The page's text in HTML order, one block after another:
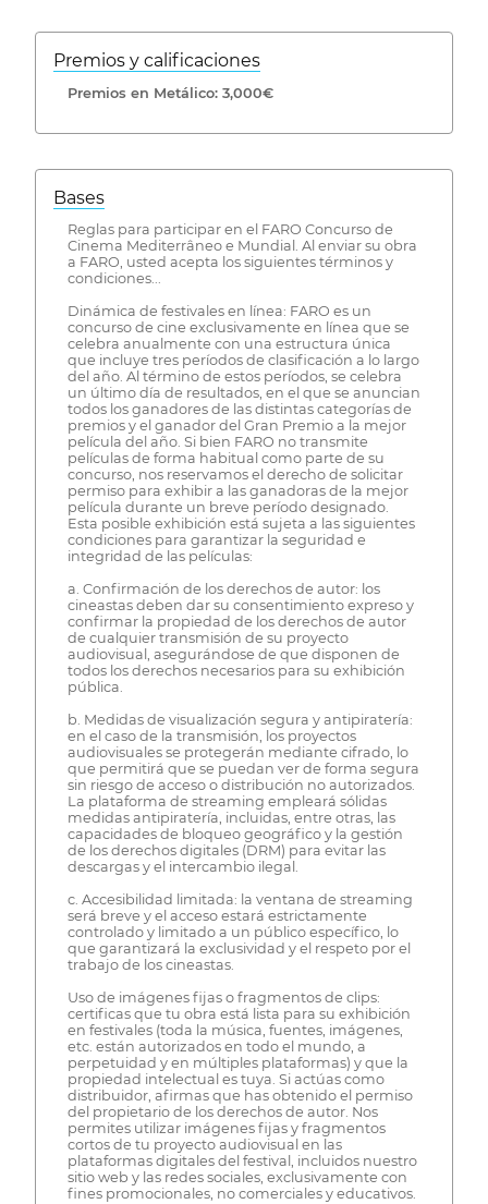
Premios y calificaciones
Premios en Metálico: 3,000€
Bases
Reglas para participar en el FARO Concurso de
Cinema Mediterrâneo e Mundial. Al enviar su obra
a FARO, usted acepta los siguientes términos y
condiciones...
Dinámica de festivales en línea: FARO es un
concurso de cine exclusivamente en línea que se
celebra anualmente con una estructura única
que incluye tres períodos de clasificación a lo largo
del año. Al término de estos períodos, se celebra
un último día de resultados, en el que se anuncian
todos los ganadores de las distintas categorías de
premios y el ganador del Gran Premio a la mejor
película del año. Si bien FARO no transmite
películas de forma habitual como parte de su
concurso, nos reservamos el derecho de solicitar
permiso para exhibir a las ganadoras de la mejor
película durante un breve período designado.
Esta posible exhibición está sujeta a las siguientes
condiciones para garantizar la seguridad e
integridad de las películas:
a. Confirmación de los derechos de autor: los
cineastas deben dar su consentimiento expreso y
confirmar la propiedad de los derechos de autor
de cualquier transmisión de su proyecto
audiovisual, asegurándose de que disponen de
todos los derechos necesarios para su exhibición
pública.
b. Medidas de visualización segura y antipiratería:
en el caso de la transmisión, los proyectos
audiovisuales se protegerán mediante cifrado, lo
que permitirá que se puedan ver de forma segura
sin riesgo de acceso o distribución no autorizados.
La plataforma de streaming empleará sólidas
medidas antipiratería, incluidas, entre otras, las
capacidades de bloqueo geográfico y la gestión
de los derechos digitales (DRM) para evitar las
descargas y el intercambio ilegal.
c. Accesibilidad limitada: la ventana de streaming
será breve y el acceso estará estrictamente
controlado y limitado a un público específico, lo
que garantizará la exclusividad y el respeto por el
trabajo de los cineastas.
Uso de imágenes fijas o fragmentos de clips:
certificas que tu obra está lista para su exhibición
en festivales (toda la música, fuentes, imágenes,
etc. están autorizados en todo el mundo, a
perpetuidad y en múltiples plataformas) y que la
propiedad intelectual es tuya. Si actúas como
distribuidor, afirmas que has obtenido el permiso
del propietario de los derechos de autor. Nos
permites utilizar imágenes fijas y fragmentos
cortos de tu proyecto audiovisual en las
plataformas digitales del festival, incluidos nuestro
sitio web y las redes sociales, exclusivamente con
fines promocionales, no comerciales y educativos.